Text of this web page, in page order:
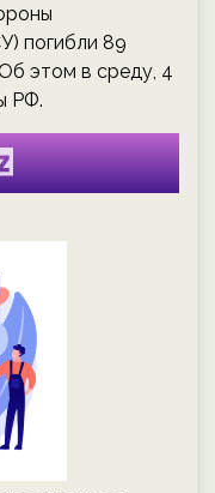
погибли 89
этом в среду, 4
РФ.